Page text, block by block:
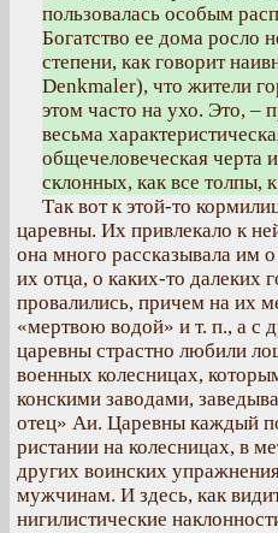
пользовалась особым
Богатство ее дома росло
степени, как говорит
Denkmaler), что жители
этом часто на ухо. Это, –
весьма
общечеловеческая черта
склонных, как все толпы,
Так вот к этой-то
царевны. Их привлекало к
она много рассказывала им
их отца, о каких-то далеких
провалились, причем на их
«мертвою водой» и т. п., а с
царевны страстно любили
военных колесницах,
конскими заводами,
отец» Аи. Царевны каждый
ристании на колесницах, в
других воинских
мужчинам. И здесь, как
нигилистические